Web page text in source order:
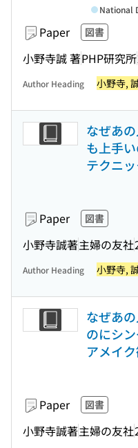
Paper 図書
小野寺誠 著PHP研究所
National
Author Heading 小野寺,
なぜあ
も上手
テクニ
Paper 図書
小野寺誠著主婦の友社
Author Heading 小野寺,
なぜあ
のにシ
アメイ
Paper 図書
小野寺誠著主婦の友社